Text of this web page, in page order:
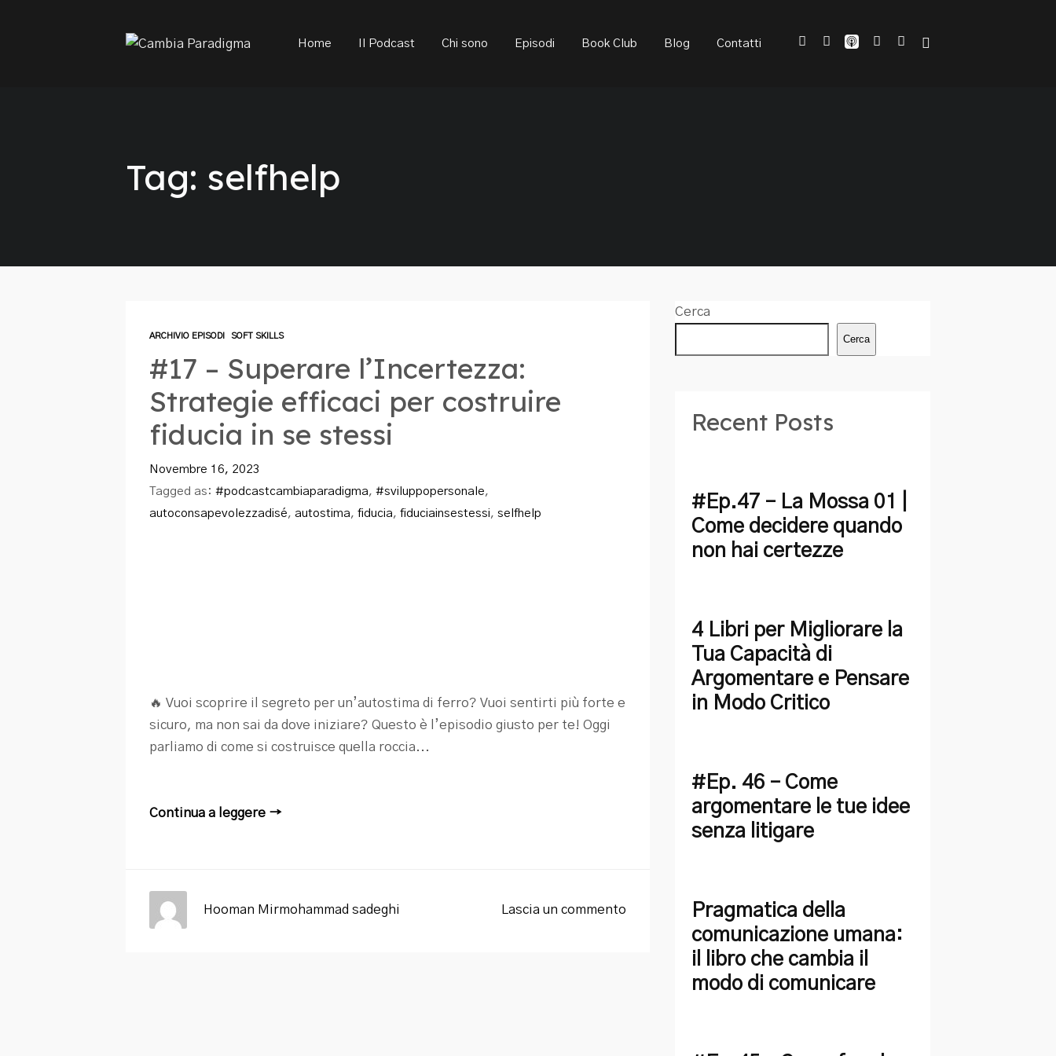
Home Il Podcast Chi sono Episodi Book Club Blog Contatti
Tag: selfhelp
ARCHIVIO EPISODI SOFT SKILLS
#17 – Superare l’Incertezza:
Strategie efficaci per costruire
fiducia in se stessi
Novembre 16, 2023
Tagged as: #podcastcambiaparadigma, #sviluppopersonale,
autoconsapevolezzadisé, autostima, fiducia, fiduciainsestessi, selfhelp
🔥 Vuoi scoprire il segreto per un’autostima di ferro? Vuoi sentirti più forte e
sicuro, ma non sai da dove iniziare? Questo è l’episodio giusto per te! Oggi
parliamo di come si costruisce quella roccia...
Continua a leggere →
Lascia un commento
Hooman Mirmohammad sadeghi
Cerca
Cerca
Recent Posts
#Ep.47 – La Mossa 01 |
Come decidere quando
non hai certezze
4 Libri per Migliorare la
Tua Capacità di
Argomentare e Pensare
in Modo Critico
#Ep. 46 – Come
argomentare le tue idee
senza litigare
Pragmatica della
comunicazione umana:
il libro che cambia il
modo di comunicare